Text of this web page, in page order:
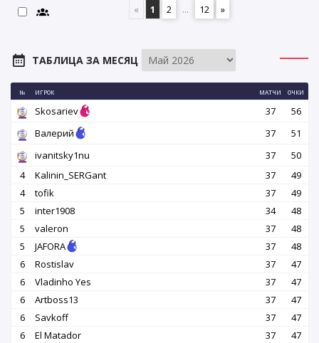
«
1 2 ... 12 »
ТАБЛИЦА ЗА МЕСЯЦ
№ ИГРОК МАТЧИ ОЧКИ
Skosariev 37
56
Валерий
37
51
ivanitsky1nu
37
50
4
Kalinin_SERGant 37
49
4
tofik 37
49
5
inter1908 34
48
5
valeron 37
48
5
JAFORA 37
48
6
Rostislav 37
47
6
Vladinho Yes 37
47
6
Artboss13 37
47
6
Savkoff 37
47
6
El Matador 37
47